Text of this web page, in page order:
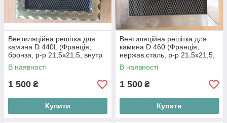
Вентиляційна решітка для
камина D 440L (Франція,
бронза, р-р 21,5х21,5, внутр
19,5х19,5)
В наявності
1 500 ₴
Купити
Вентиляційна решітка для
камина D 460 (Франція,
нержав.сталь, р-р 21,5х21,5,
внутр 19,5х19,5)
В наявності
1 500 ₴
Купити